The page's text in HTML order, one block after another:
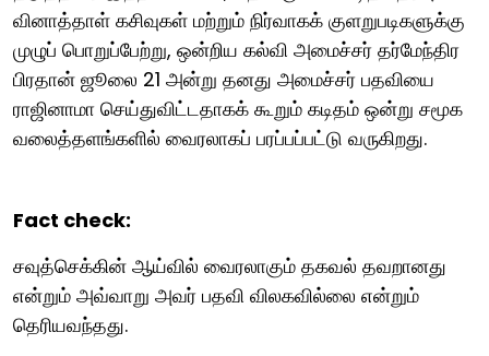
வினாத்தாள் கசிவுகள் மற்றும் நிர்வாகக் குளறுபடிகளுக்கு
முழுப் பொறுப்பேற்று, ஒன்றிய கல்வி அமைச்சர் தர்மேந்திர
பிரதான் ஜூலை 21 அன்று தனது அமைச்சர் பதவியை
ராஜினாமா செய்துவிட்டதாகக் கூறும் கடிதம் ஒன்று சமூக
வலைத்தளங்களில் வைரலாகப் பரப்பப்பட்டு வருகிறது.
Fact check:
சவுத்செக்கின் ஆய்வில் வைரலாகும் தகவல் தவறானது
என்றும் அவ்வாறு அவர் பதவி விலகவில்லை என்றும்
தெரியவந்தது.